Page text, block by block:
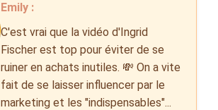
Emily :
C'est vrai que la vidéo d'Ingrid
Fischer est top pour éviter de se
ruiner en achats inutiles. 💸 On a vite
fait de se laisser influencer par le
marketing et les "indispensables"...